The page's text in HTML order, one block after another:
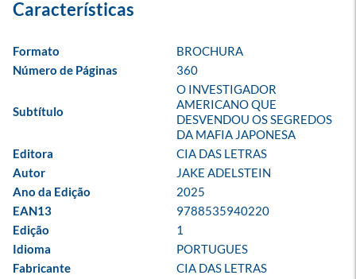
Formato
BROCHURA
Número de Páginas
360
Subtítulo
O INVESTIGADOR
AMERICANO QUE
DESVENDOU OS SEGREDOS
DA MAFIA JAPONESA
Editora
CIA DAS LETRAS
Autor
JAKE ADELSTEIN
Ano da Edição
2025
EAN13
9788535940220
Edição
1
Idioma
PORTUGUES
Fabricante
CIA DAS LETRAS